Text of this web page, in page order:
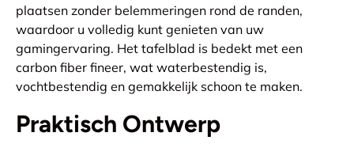
plaatsen zonder belemmeringen rond de randen,
waardoor u volledig kunt genieten van uw
gamingervaring. Het tafelblad is bedekt met een
carbon fiber fineer, wat waterbestendig is,
vochtbestendig en gemakkelijk schoon te maken.
Praktisch Ontwerp